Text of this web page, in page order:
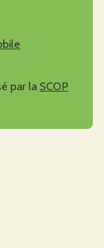
par la SCOP